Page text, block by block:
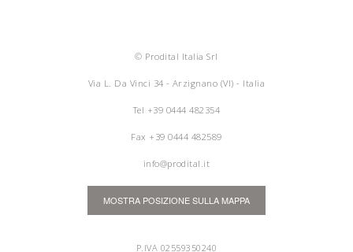
© Prodital Italia Srl
Via L. Da Vinci 34 - Arzignano (VI) - Italia
Tel +39 0444 482354
Fax +39 0444 482589
info@prodital.it
MOSTRA POSIZIONE SULLA MAPPA
P.IVA 02559350240